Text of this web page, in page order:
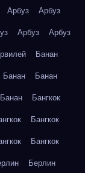
Арбуз
Арбуз
Арбуз
Арбуз
Банан
Банан
Банан
Банан
Бангкок
Бангкок
Бангкок
Берлин